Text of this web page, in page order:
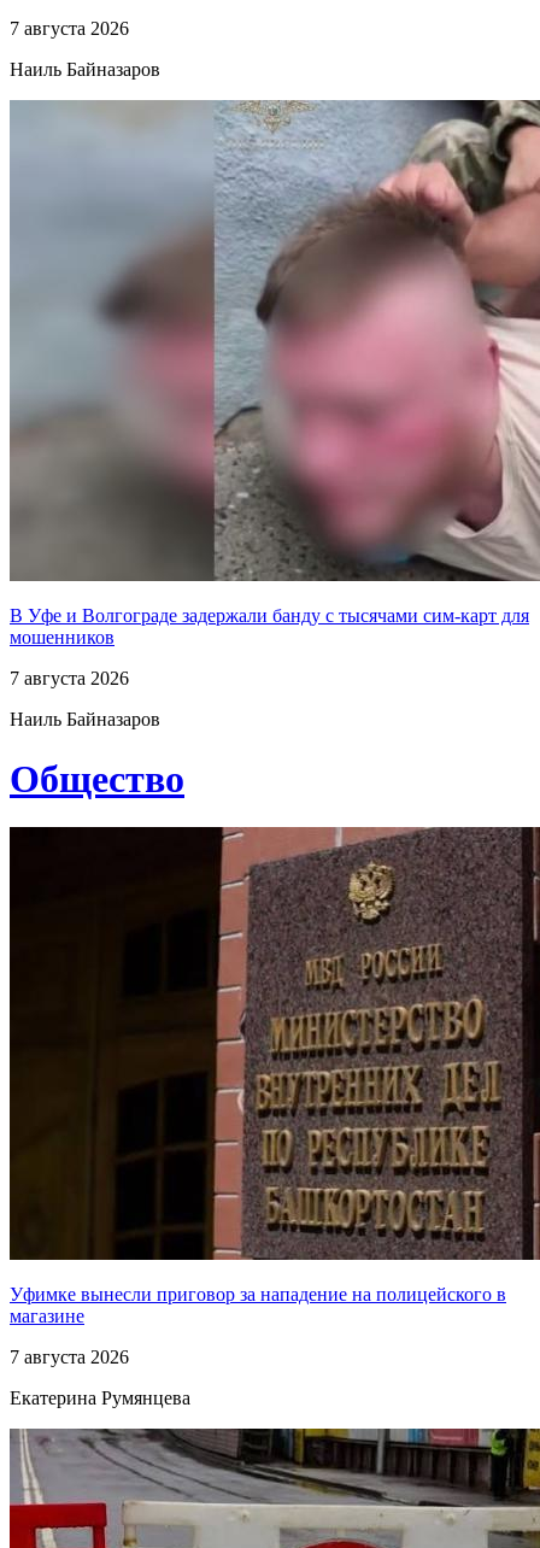
7 августа 2026
Наиль Байназаров
В Уфе и Волгограде задержали банду с тысячами сим-карт для
мошенников
7 августа 2026
Наиль Байназаров
Общество
Уфимке вынесли приговор за нападение на полицейского в
магазине
7 августа 2026
Екатерина Румянцева